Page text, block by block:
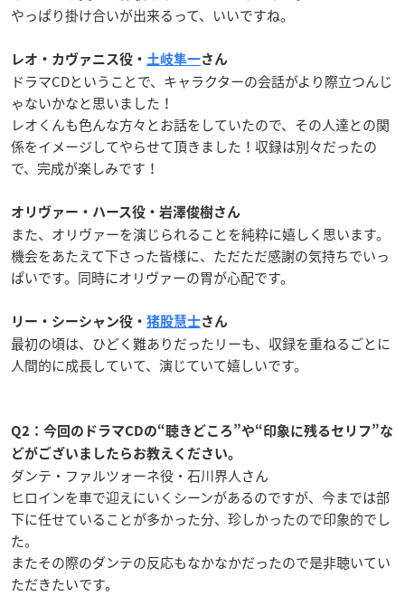
やっぱり掛け合いが出来るって、いいですね。
レオ・カヴァニス役・ 土岐隼一さん
ドラマCDということで、キャラクターの会話がより際立つんじ
ゃないかなと思いました！
レオくんも色んな方々とお話をしていたので、その人達との関
係をイメージしてやらせて頂きました！収録は別々だったの
で、完成が楽しみです！
オリヴァー・ハース役・岩澤俊樹さん
また、オリヴァーを演じられることを純粋に嬉しく思います。
機会をあたえて下さった皆様に、ただただ感謝の気持ちでいっ
ぱいです。同時にオリヴァーの胃が心配です。
リー・シーシャン役・ 猪股慧士さん
最初の頃は、ひどく難ありだったリーも、収録を重ねるごとに
人間的に成長していて、演じていて嬉しいです。
Q2 ：今回のドラマCDの“聴きどころ ”や“ 印象に残るセリフ”な
どがございましたらお教えください。
ダンテ・ファルツォーネ役・石川界人さん
ヒロインを車で迎えにいくシーンがあるのですが、今までは部
下に任せていることが多かった分、珍しかったので印象的でし
た。
またその際のダンテの反応もなかなかだったので是非聴いてい
ただきたいです。